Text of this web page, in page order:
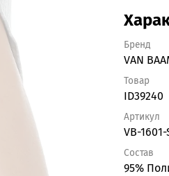
Бренд
VAN
Товар
ID39240
Артикул
VB-1601-
Состав
95%